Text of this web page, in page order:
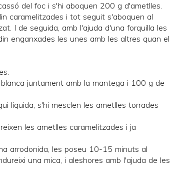
del foc i s'hi aboquen 200 g d'ametlles.
caramelitzades i tot seguit s'aboquen al
I de seguida, amb l'ajuda d'una forquilla les
enganxades les unes amb les altres quan el
juntament amb la mantega i 100 g de
líquida, s'hi mesclen les ametlles torrades
les ametlles caramelitzades i ja
arrodonida, les poseu 10-15 minuts al
una mica, i aleshores amb l'ajuda de les